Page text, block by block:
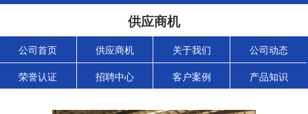
供应商机
公司首页 供应商机 关于我们 公司动态
荣誉认证 招聘中心 客户案例 产品知识